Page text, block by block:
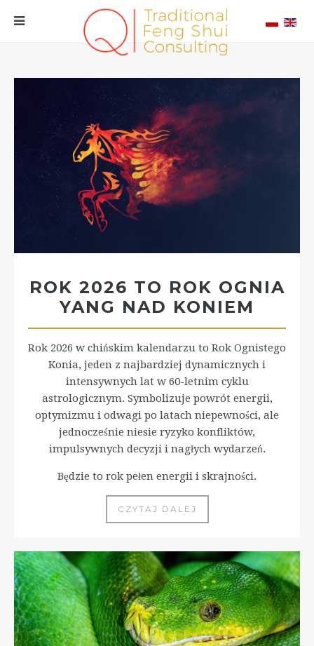
ROK 2026 TO ROK OGNIA
YANG NAD KONIEM
Rok 2026 w chińskim kalendarzu to Rok Ognistego
Konia, jeden z najbardziej dynamicznych i
intensywnych lat w 60-letnim cyklu
astrologicznym. Symbolizuje powrót energii,
optymizmu i odwagi po latach niepewności, ale
jednocześnie niesie ryzyko konfliktów,
impulsywnych decyzji i nagłych wydarzeń.
Będzie to rok pełen energii i skrajności.
CZYTAJ DALEJ